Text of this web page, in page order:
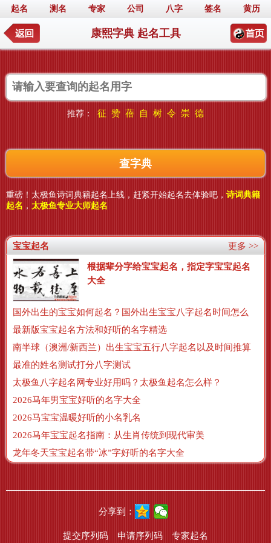
起名 测名 专家 公司 八字 签名 黄历
康熙字典 起名工具
推荐： 征 赞 蓓 自 树 令 崇 德
重磅！太极鱼诗词典籍起名上线，赶紧开始起名去体验吧， 诗词典籍
起名 ， 太极鱼专业大师起名
更多 >>
宝宝起名
根据辈分字给宝宝起名，指定字宝宝起名
大全
最新版宝宝起名方法和好听的名字精选
南半球（澳洲/新西兰）出生宝宝五行八字起名以及时间推算
最准的姓名测试打分八字测试
太极鱼八字起名网专业好用吗？太极鱼起名怎么样？
2026马年男宝宝好听的名字大全
2026马宝宝温暖好听的小名乳名
2026马年宝宝起名指南：从生肖传统到现代审美
龙年冬天宝宝起名带“冰”字好听的名字大全
分享到：
提交序列码 申请序列码 专家起名